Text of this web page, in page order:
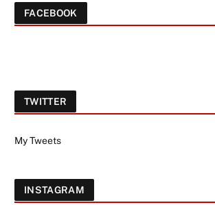
FACEBOOK
TWITTER
My Tweets
INSTAGRAM